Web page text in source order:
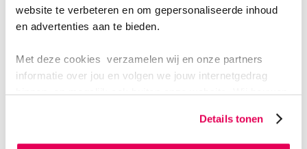
website te verbeteren en om gepersonaliseerde inhoud
en advertenties aan te bieden.
Met deze cookies verzamelen wij en onze partners
informatie over jou en volgen we jouw internetgedrag
binnen, en mogelijk ook buiten onze website. Wij bouwen
website en communicatie aan op jouw voorkeuren. Ook
kunnen we zo gerichte advertenties laten zien op basis
Details tonen
Deze tool is beschikbaar voor onderzoekersen
beperkt aantal HAN-medewerkers